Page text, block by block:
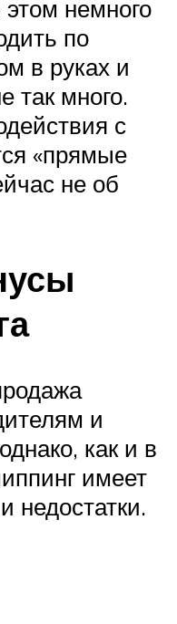
этом немного
по
в руках и
так много.
с
«прямые
не об
и
как и в
имеет
недостатки.